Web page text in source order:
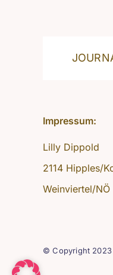
Impressum:
Lilly Dippold
2114 Hipples/
Weinviertel/NÖ
© Copyright